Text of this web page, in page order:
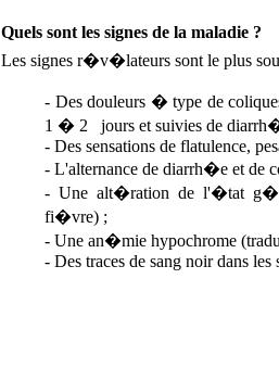
Quels sont les signes de la maladie ?
Les signes r�v�lateurs sont le plus
- Des douleurs � type de
1 � 2 jours et suivies de
- Des sensations de flatulence,
- L'alternance de diarrh�e et de
- Une alt�ration de l'�tat
fi�vre) ;
- Une an�mie hypochrome
- Des traces de sang noir dans les